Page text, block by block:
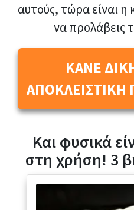
αυτούς, τώρα είναι η
να προλάβεις
ΚΑΝΕ
ΑΠΟΚΛΕΙΣΤΙΚΗ
Και φυσικά
στη χρήση! 3